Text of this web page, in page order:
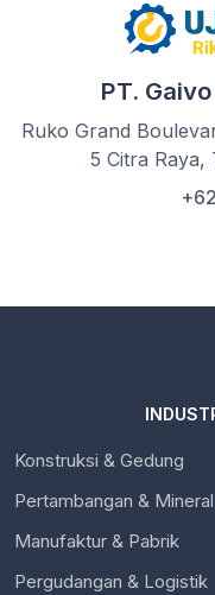
PT.
Ruko Grand
5 Citra Raya,
Konstruksi & Gedung
Pertambangan & Mineral
Manufaktur & Pabrik
Pergudangan & Logistik